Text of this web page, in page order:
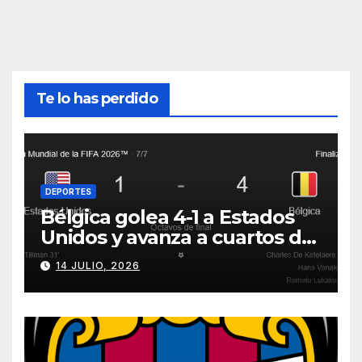
Te lo has perdido
DEPORTES
Bélgica golea 4-1 a Estados
Unidos y avanza a cuartos del
Mundial 2026
14 JULIO, 2026